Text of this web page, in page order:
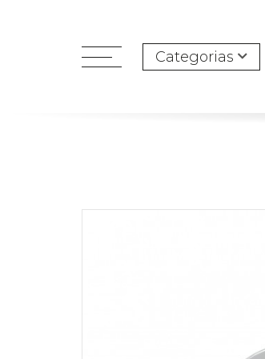
Categorias